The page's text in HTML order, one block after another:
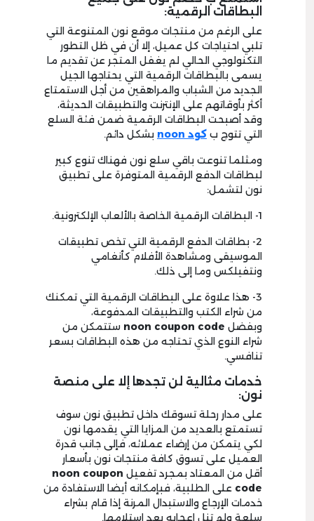
البطاقات الرقمية:
على الرغم من منتجات موقع نون المتنوعة التي
تلبي احتياجات كل عميل، إلا أن في ظل التطور
التكنولوجي الحالي لم يغفل المتجر عن تقديم ما
يسمى بالبطاقات الرقمية التي يحتاجها الجيل
الجديد من الشباب والمراهقين من أجل الاستمتاع
أكثر بأوقاتهم على الإنترنت والتطبيقات الحديثة،
وقد أصبحت البطاقات الرقمية ضمن فئة السلع
التي تتوج ب كود noon بشكل دائم.
ومثلما تنوعت باقي سلع نون فهناك تنوع كبير
لبطاقات الدفع الرقمية المتوفرة على تطبيق
نون لتشمل:
1- البطاقات الرقمية الخاصة بالألعاب الإلكترونية.
2- بطاقات الدفع الرقمية التي تخص تطبيقات
الموسيقى ومشاهدة الأفلام كأنغامي
ونتفيلكس وما إلى ذلك.
3- هذا علاوة على البطاقات الرقمية التي تمكنك
من شراء الكتب والتطبيقات المدفوعة،
وبفضل noon coupon code ستتمكن من
شراء النوع الذي تحتاجه من هذه البطاقات بسعر
تنافسي.
خدمات مثالية لن تجدها إلا على منصة
نون:
على مدار رحلة تسوقك داخل تطبيق نون سوف
تستمتع بالعديد من المزايا التي يقدمها نون
لكي يتمكن من إرضاء عملائه، فإلى جانب قدرة
العميل على تسوق كافة منتجات نون بأسعار
أقل من المعتاد بمجرد تفعيل noon coupon
code على الطلبية، فبإمكانه أيضا الاستفادة من
خدمات الإرجاع والاستبدال المرنة إذا قام بشراء
سلعة ولم تنل إعجابه بعد استلامها.